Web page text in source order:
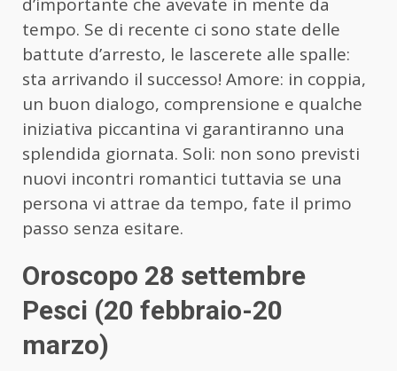
d’importante che avevate in mente da
tempo. Se di recente ci sono state delle
battute d’arresto, le lascerete alle spalle:
sta arrivando il successo! Amore: in coppia,
un buon dialogo, comprensione e qualche
iniziativa piccantina vi garantiranno una
splendida giornata. Soli: non sono previsti
nuovi incontri romantici tuttavia se una
persona vi attrae da tempo, fate il primo
passo senza esitare.
Oroscopo 28 settembre
Pesci (20 febbraio-20
marzo)